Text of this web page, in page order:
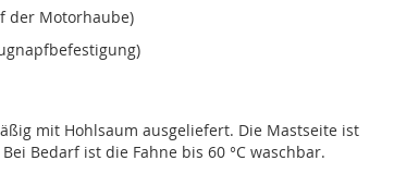
der Motorhaube)
mit Hohlsaum ausgeliefert. Die Mastseite ist
Bedarf ist die Fahne bis 60 °C waschbar.